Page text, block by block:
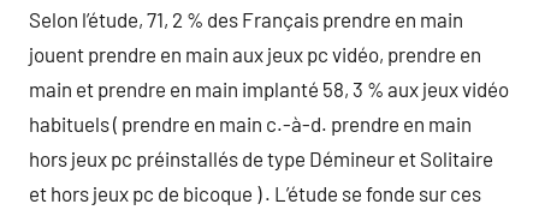
Selon l’étude, 71, 2 % des Français prendre en main
jouent prendre en main aux jeux pc vidéo, prendre en
main et prendre en main implanté 58, 3 % aux jeux vidéo
habituels ( prendre en main c.-à-d. prendre en main
hors jeux pc préinstallés de type Démineur et Solitaire
et hors jeux pc de bicoque ) . L’étude se fonde sur ces